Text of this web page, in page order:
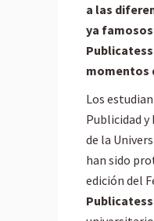
a las
ya
momentos
Los
Publicidad y
de la
han sido
edición del